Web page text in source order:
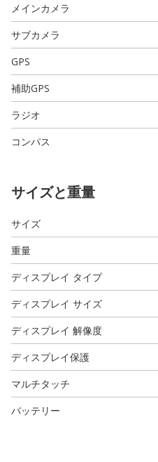
メインカメラ
サブカメラ
GPS
補助GPS
ラジオ
コンパス
サイズと重量
サイズ
重量
ディスプレイ タイプ
ディスプレイ サイズ
ディスプレイ 解像度
ディスプレイ保護
マルチタッチ
バッテリー